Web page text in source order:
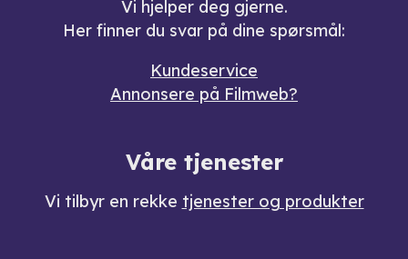
Vi hjelper deg gjerne.
Her finner du svar på dine spørsmål:
Kundeservice
Annonsere på Filmweb?
Våre tjenester
Vi tilbyr en rekke tjenester og produkter